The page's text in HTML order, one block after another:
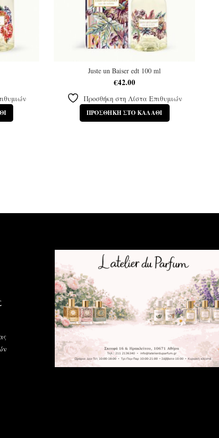
Juste un Baiser edt 100 ml
€42.00
Προσθήκη στη Λίστα Επιθυμιών
ΠΡΟΣΘΉΚΗ ΣΤΟ ΚΑΛΆΘΙ